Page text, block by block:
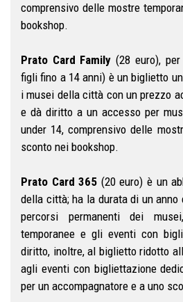
comprensivo delle mostre
bookshop.
Prato Card Family (28 euro),
figli fino a 14 anni) è un biglietto
i musei della città con un prezzo
e dà diritto a un accesso per
under 14, comprensivo delle
sconto nei bookshop.
Prato Card 365 (20 euro) è un
della città; ha la durata di un anno
percorsi permanenti dei
temporanee e gli eventi con
diritto, inoltre, al biglietto ridotto
agli eventi con bigliettazione
per un accompagnatore e a uno